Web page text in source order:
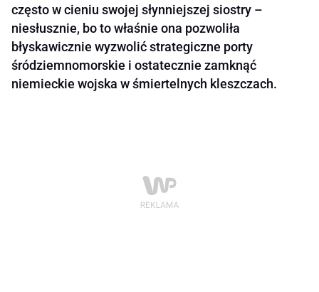
często w cieniu swojej słynniejszej siostry –
niesłusznie, bo to właśnie ona pozwoliła
błyskawicznie wyzwolić strategiczne porty
śródziemnomorskie i ostatecznie zamknąć
niemieckie wojska w śmiertelnych kleszczach.